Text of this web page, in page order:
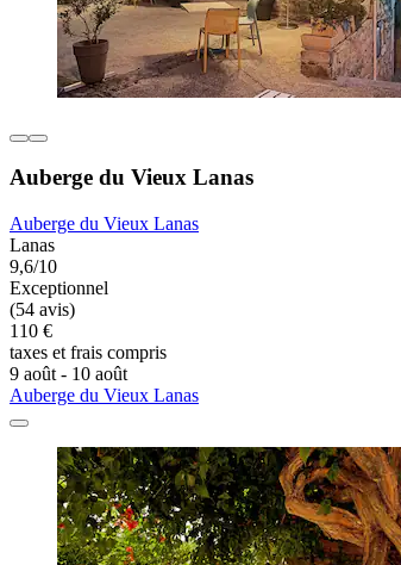
Auberge du Vieux Lanas
Auberge du Vieux Lanas
Lanas
9,6/10
Exceptionnel
(54 avis)
110 €
taxes et frais compris
9 août - 10 août
Auberge du Vieux Lanas